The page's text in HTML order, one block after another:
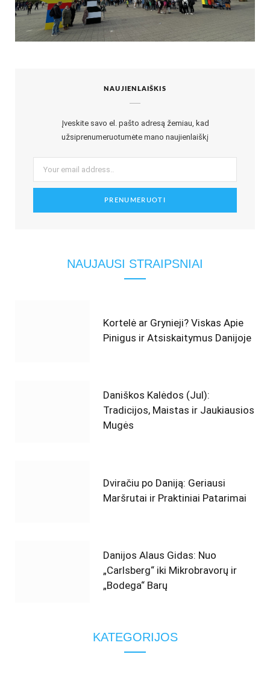
NAUJIENLAIŠKIS
Įveskite savo el. pašto adresą žemiau, kad
užsiprenumeruotumėte mano naujienlaiškį
NAUJAUSI STRAIPSNIAI
Kortelė ar Grynieji? Viskas Apie
Pinigus ir Atsiskaitymus Danijoje
Daniškos Kalėdos (Jul):
Tradicijos, Maistas ir Jaukiausios
Mugės
Dviračiu po Daniją: Geriausi
Maršrutai ir Praktiniai Patarimai
Danijos Alaus Gidas: Nuo
„Carlsberg“ iki Mikrobravorų ir
„Bodega“ Barų
KATEGORIJOS